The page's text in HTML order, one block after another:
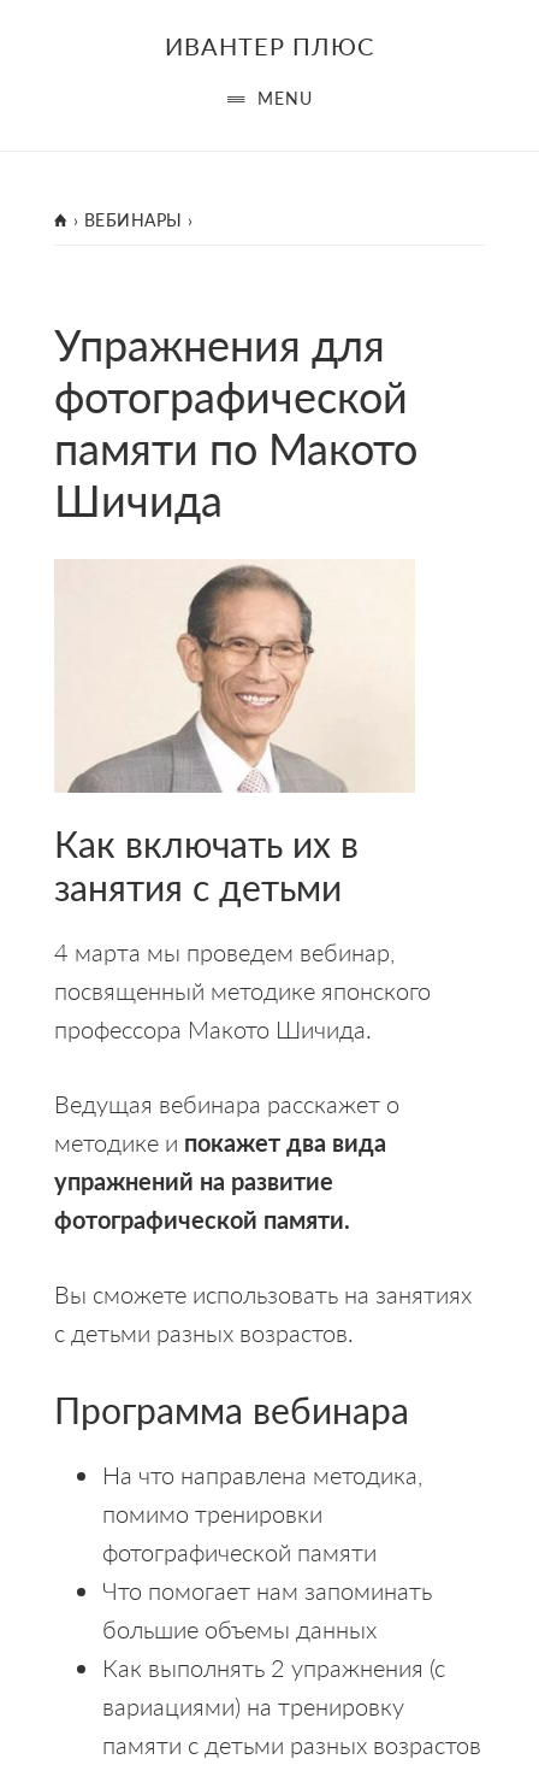
ИВАНТЕР ПЛЮС
MENU
ГЛАВНАЯ
› ВЕБИНАРЫ ›
Упражнения для
фотографической
памяти по Макото
Шичида
Как включать их в
занятия с детьми
4 марта мы проведем вебинар,
посвященный методике японского
профессора Макото Шичида.
Ведущая вебинара расскажет о
методике и покажет два вида
упражнений на развитие
фотографической памяти.
Вы сможете использовать на занятиях
с детьми разных возрастов.
Программа вебинара
На что направлена методика,
помимо тренировки
фотографической памяти
Что помогает нам запоминать
большие объемы данных
Как выполнять 2 упражнения (с
вариациями) на тренировку
памяти с детьми разных возрастов